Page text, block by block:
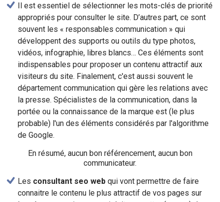
Il est essentiel de sélectionner les mots-clés de priorité
appropriés pour consulter le site. D’autres part, ce sont
souvent les « responsables communication » qui
développent des supports ou outils du type photos,
vidéos, infographie, libres blancs… Ces éléments sont
indispensables pour proposer un contenu attractif aux
visiteurs du site. Finalement, c'est aussi souvent le
département communication qui gère les relations avec
la presse. Spécialistes de la communication, dans la
portée ou la connaissance de la marque est (le plus
probable) l'un des éléments considérés par l'algorithme
de Google.
En résumé, aucun bon référencement, aucun bon
communicateur.
Les consultant seo webqui vont permettre de faire
connaitre le contenu le plus attractif de vos pages sur